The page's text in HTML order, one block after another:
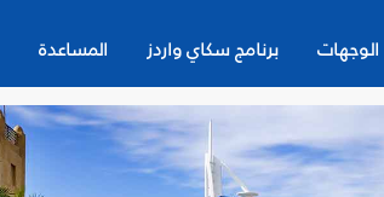
الوجهات برنامج سكاي واردز المساعدة